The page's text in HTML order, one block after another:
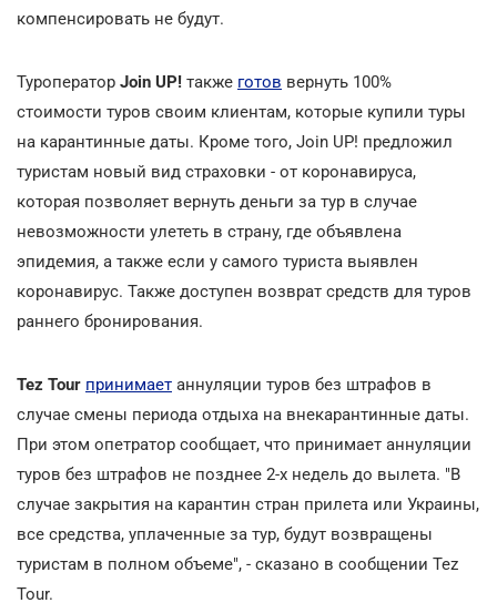
компенсировать не будут.
Туроператор Join UP! также готов вернуть 100%
стоимости туров своим клиентам, которые купили туры
на карантинные даты. Кроме того, Join UP! предложил
туристам новый вид страховки - от коронавируса,
которая позволяет вернуть деньги за тур в случае
невозможности улететь в страну, где объявлена
эпидемия, а также если у самого туриста выявлен
коронавирус. Также доступен возврат средств для туров
раннего бронирования.
Tez Tour принимает аннуляции туров без штрафов в
случае смены периода отдыха на внекарантинные даты.
При этом опетратор сообщает, что принимает аннуляции
туров без штрафов не позднее 2-х недель до вылета. "В
случае закрытия на карантин стран прилета или Украины,
все средства, уплаченные за тур, будут возвращены
туристам в полном объеме", - сказано в сообщении Tez
Tour.